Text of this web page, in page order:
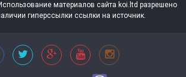
материалов сайта koi.ltd разрешено
гиперссылки ссылки на источник.